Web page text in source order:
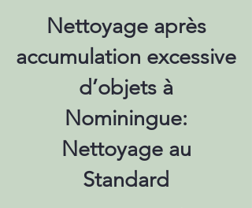
Nettoyage après
accumulation excessive
d’objets à
Nominingue:
Nettoyage au
Standard